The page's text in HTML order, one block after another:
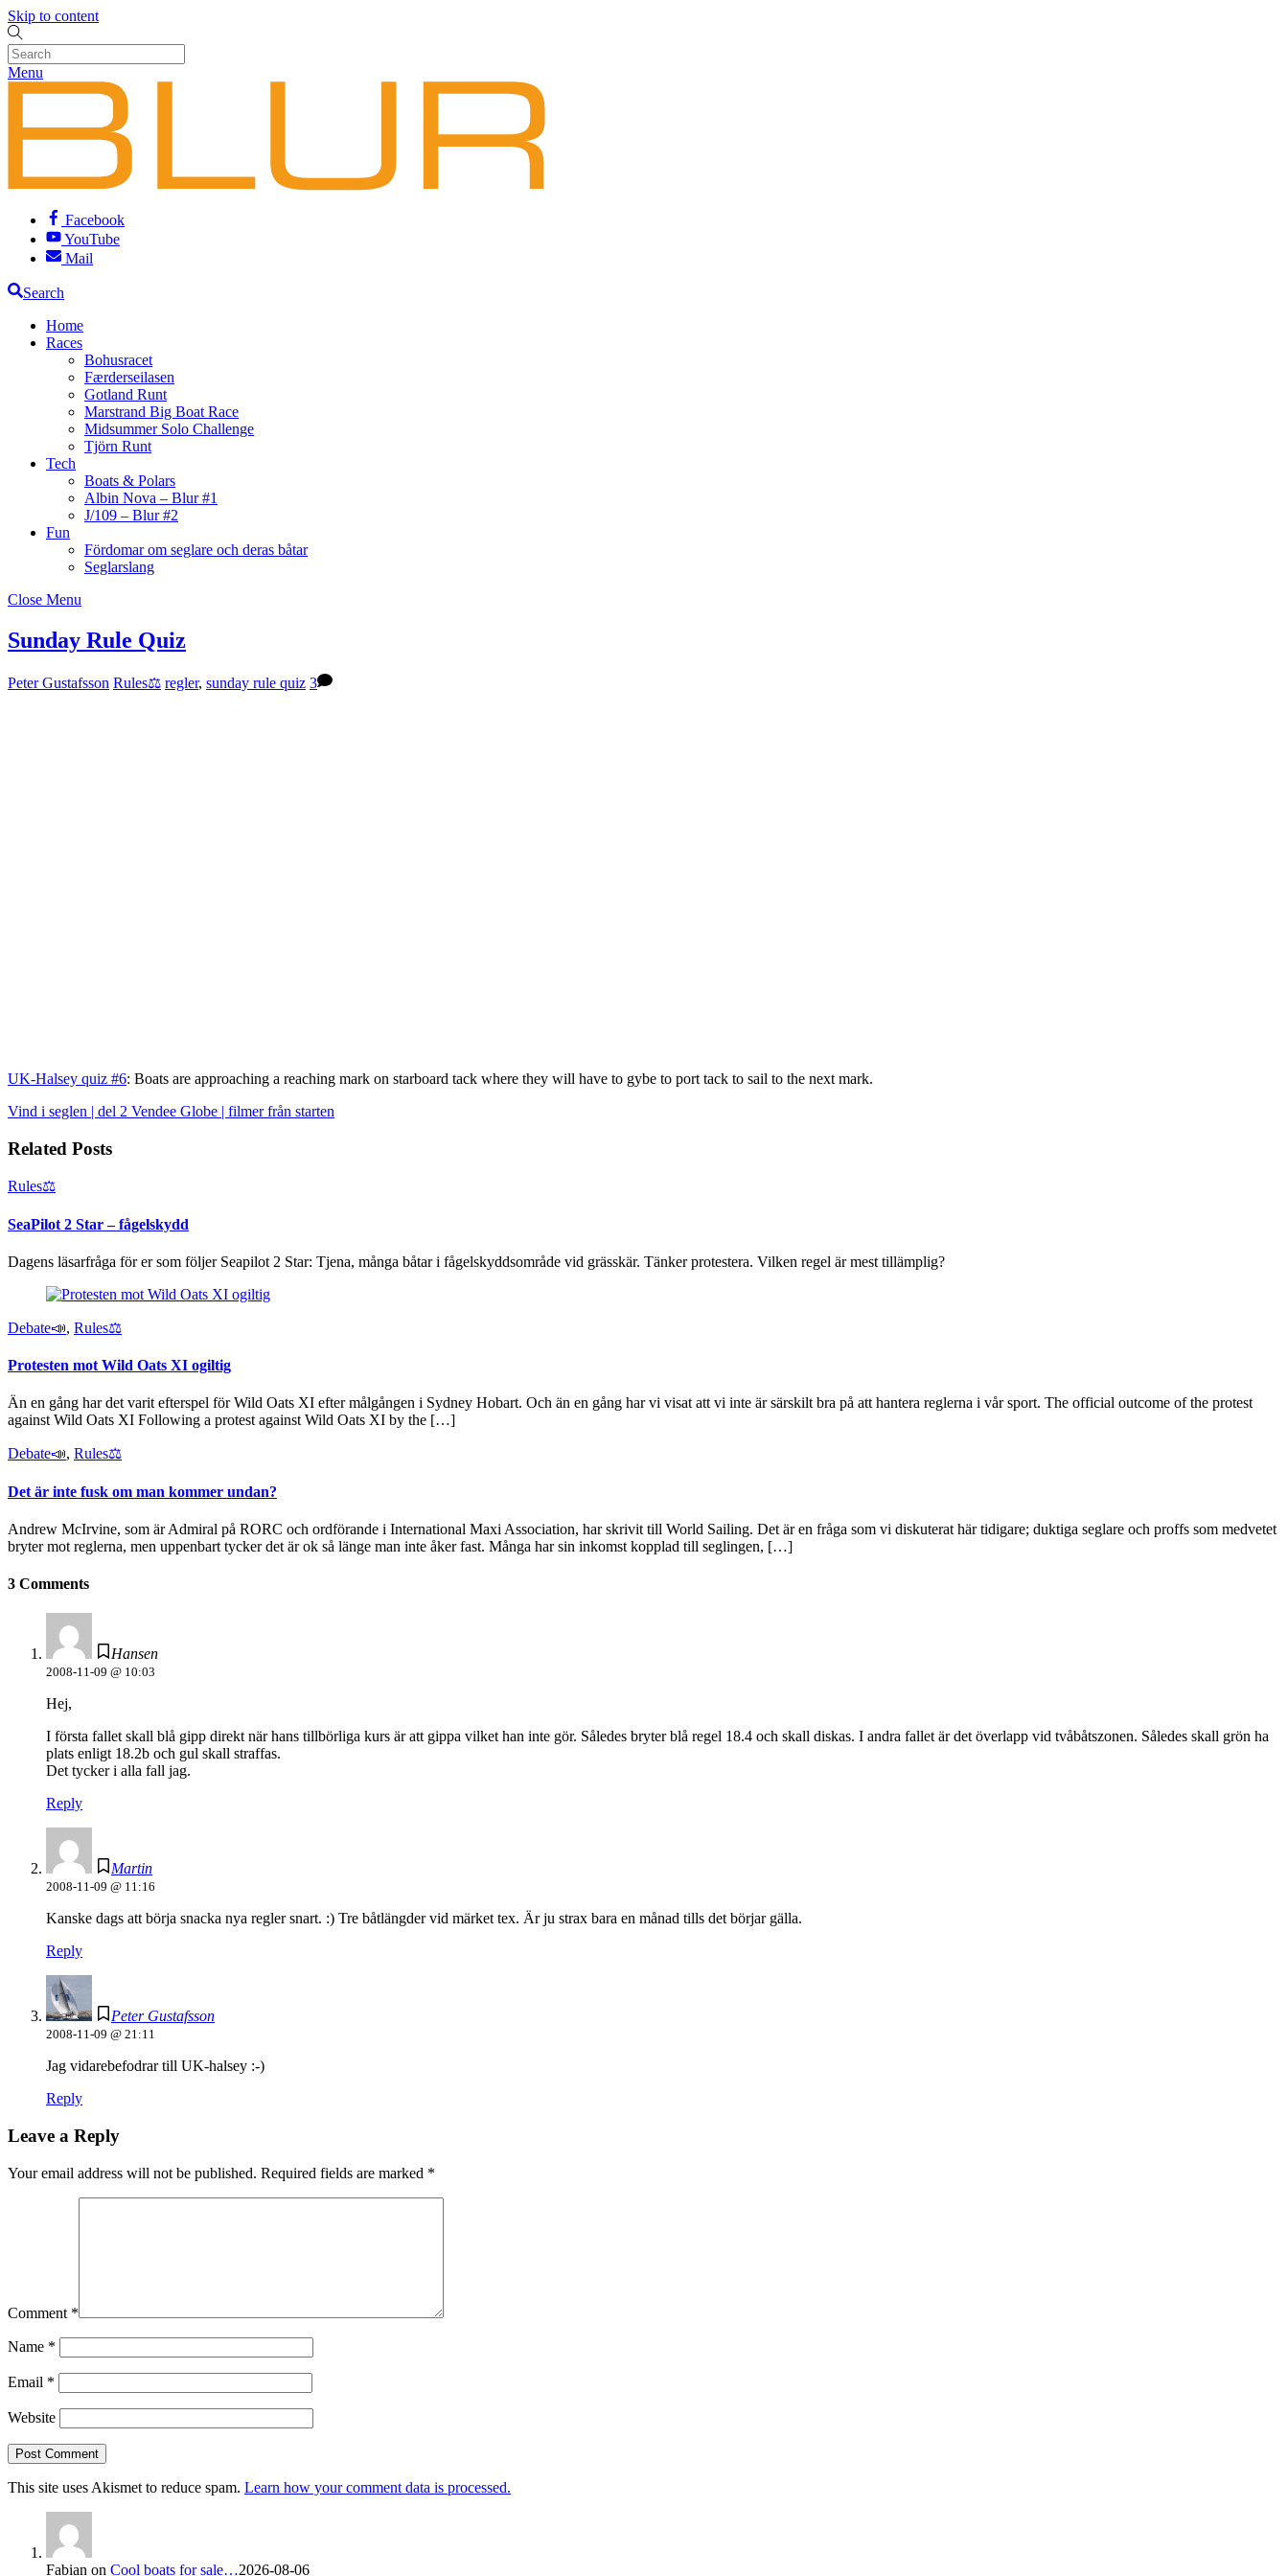
Skip to content
Menu
Facebook
YouTube
Mail
Search
Home
Races
Bohusracet
Færderseilasen
Gotland Runt
Marstrand Big Boat Race
Midsummer Solo Challenge
Tjörn Runt
Tech
Boats & Polars
Albin Nova – Blur #1
J/109 – Blur #2
Fun
Fördomar om seglare och deras båtar
Seglarslang
Close Menu
Sunday Rule Quiz
Peter Gustafsson Rules⚖️ regler, sunday rule quiz 3
UK-Halsey quiz #6: Boats are approaching a reaching mark on starboard tack where they will have to gybe to port tack to sail to the next mark.
Vind i seglen | del 2 Vendee Globe | filmer från starten
Related Posts
Rules⚖️
SeaPilot 2 Star – fågelskydd
Dagens läsarfråga för er som följer Seapilot 2 Star: Tjena, många båtar i fågelskyddsområde vid grässkär. Tänker protestera. Vilken regel är mest tillämplig?
Debate📣, Rules⚖️
Protesten mot Wild Oats XI ogiltig
Än en gång har det varit efterspel för Wild Oats XI efter målgången i Sydney Hobart. Och än en gång har vi visat att vi inte är särskilt bra på att hantera reglerna i vår sport. The official outcome of the protest
against Wild Oats XI Following a protest against Wild Oats XI by the […]
Debate📣, Rules⚖️
Det är inte fusk om man kommer undan?
Andrew McIrvine, som är Admiral på RORC och ordförande i International Maxi Association, har skrivit till World Sailing. Det är en fråga som vi diskuterat här tidigare; duktiga seglare och proffs som medvetet
bryter mot reglerna, men uppenbart tycker det är ok så länge man inte åker fast. Många har sin inkomst kopplad till seglingen, […]
3 Comments
Hansen
2008-11-09 @ 10:03
Hej,
I första fallet skall blå gipp direkt när hans tillbörliga kurs är att gippa vilket han inte gör. Således bryter blå regel 18.4 och skall diskas. I andra fallet är det överlapp vid tvåbåtszonen. Således skall grön ha
plats enligt 18.2b och gul skall straffas.
Det tycker i alla fall jag.
Reply
Martin
2008-11-09 @ 11:16
Kanske dags att börja snacka nya regler snart. :) Tre båtlängder vid märket tex. Är ju strax bara en månad tills det börjar gälla.
Reply
Peter Gustafsson
2008-11-09 @ 21:11
Jag vidarebefodrar till UK-halsey :-)
Reply
Leave a Reply
Your email address will not be published. Required fields are marked *
Comment *
Name *
Email *
Website
This site uses Akismet to reduce spam. Learn how your comment data is processed.
Fabian on Cool boats for sale…2026-08-06